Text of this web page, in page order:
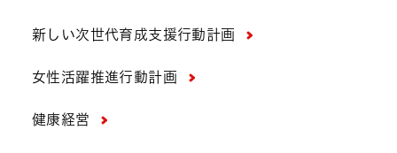
新しい次世代育成支援行動計画
女性活躍推進行動計画
健康経営